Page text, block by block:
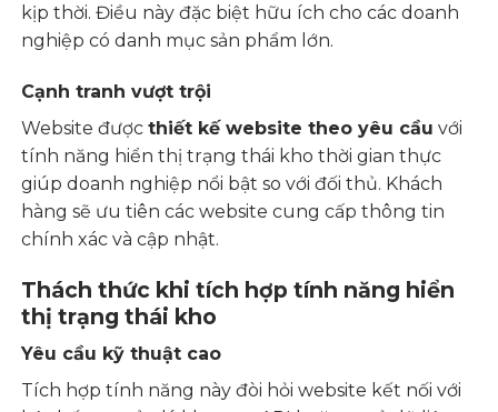
kịp thời. Điều này đặc biệt hữu ích cho các doanh
nghiệp có danh mục sản phẩm lớn.
Cạnh tranh vượt trội
Website đượcthiết kế website theo yêu cầu với
tính năng hiển thị trạng thái kho thời gian thực
giúp doanh nghiệp nổi bật so với đối thủ. Khách
hàng sẽ ưu tiên các website cung cấp thông tin
chính xác và cập nhật.
Thách thức khi tích hợp tính năng hiển
thị trạng thái kho
Yêu cầu kỹ thuật cao
Tích hợp tính năng này đòi hỏi website kết nối với